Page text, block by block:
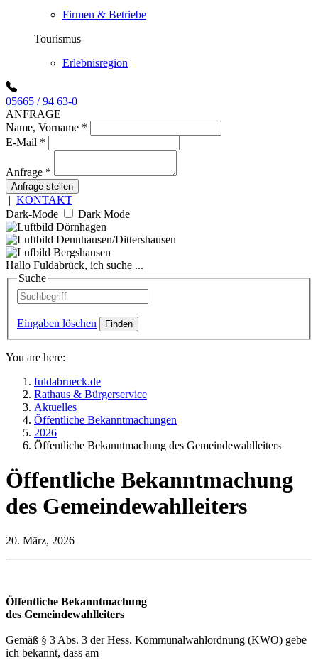
Firmen & Betriebe
Tourismus
Erlebnisregion
05665 / 94 63-0
ANFRAGE
Name, Vorname *
E-Mail *
Anfrage *
Anfrage stellen
| KONTAKT
Dark-Mode
Dark Mode
Hallo Fuldabrück, ich suche ...
Suche
Eingaben löschen
You are here:
fuldabrueck.de
Rathaus & Bürgerservice
Aktuelles
Öffentliche Bekanntmachungen
2026
Öffentliche Bekanntmachung des Gemeindewahlleiters
Öffentliche Bekanntmachung
des Gemeindewahlleiters
20. März, 2026
Öffentliche Bekanntmachung
des Gemeindewahlleiters
Gemäß § 3 Abs. 3 der Hess. Kommunalwahlordnung (KWO) gebe
ich bekannt, dass am